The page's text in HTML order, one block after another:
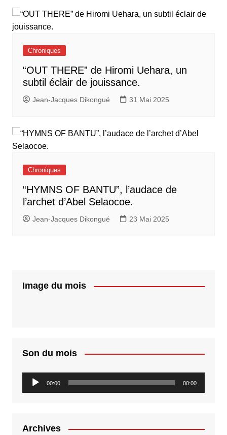
Chroniques
“OUT THERE” de Hiromi Uehara, un
subtil éclair de jouissance.
Jean-Jacques Dikongué 31 Mai 2025
Chroniques
“HYMNS OF BANTU”, l’audace de
l’archet d’Abel Selaocoe.
Jean-Jacques Dikongué 23 Mai 2025
Image du mois
Son du mois
Lecteur
audio
00:00 00:00
Archives